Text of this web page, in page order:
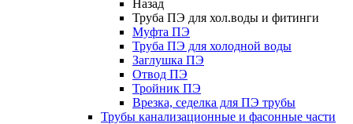
Назад
Труба ПЭ для хол.воды и фитинги
Муфта ПЭ
Труба ПЭ для холодной воды
Заглушка ПЭ
Отвод ПЭ
Тройник ПЭ
Врезка, седелка для ПЭ трубы
Трубы канализационные и фасонные части